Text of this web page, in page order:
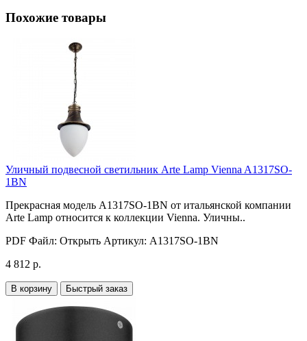
Похожие товары
Уличный подвесной светильник Arte Lamp Vienna A1317SO-
1BN
Прекрасная модель A1317SO-1BN от итальянской компании
Arte Lamp относится к коллекции Vienna. Уличны..
PDF Файл: Открыть Артикул: A1317SO-1BN
4 812 р.
В корзину Быстрый заказ